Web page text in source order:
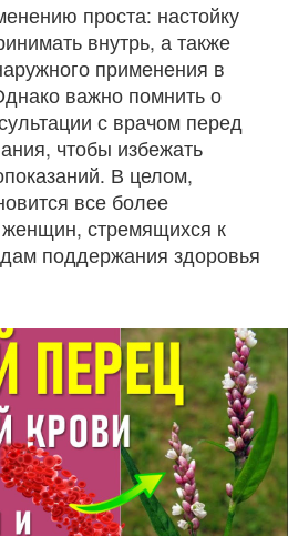
проста: настойку
внутрь, а также
применения в
важно помнить о
с врачом перед
чтобы избежать
В целом,
все более
стремящихся к
поддержания здоровья